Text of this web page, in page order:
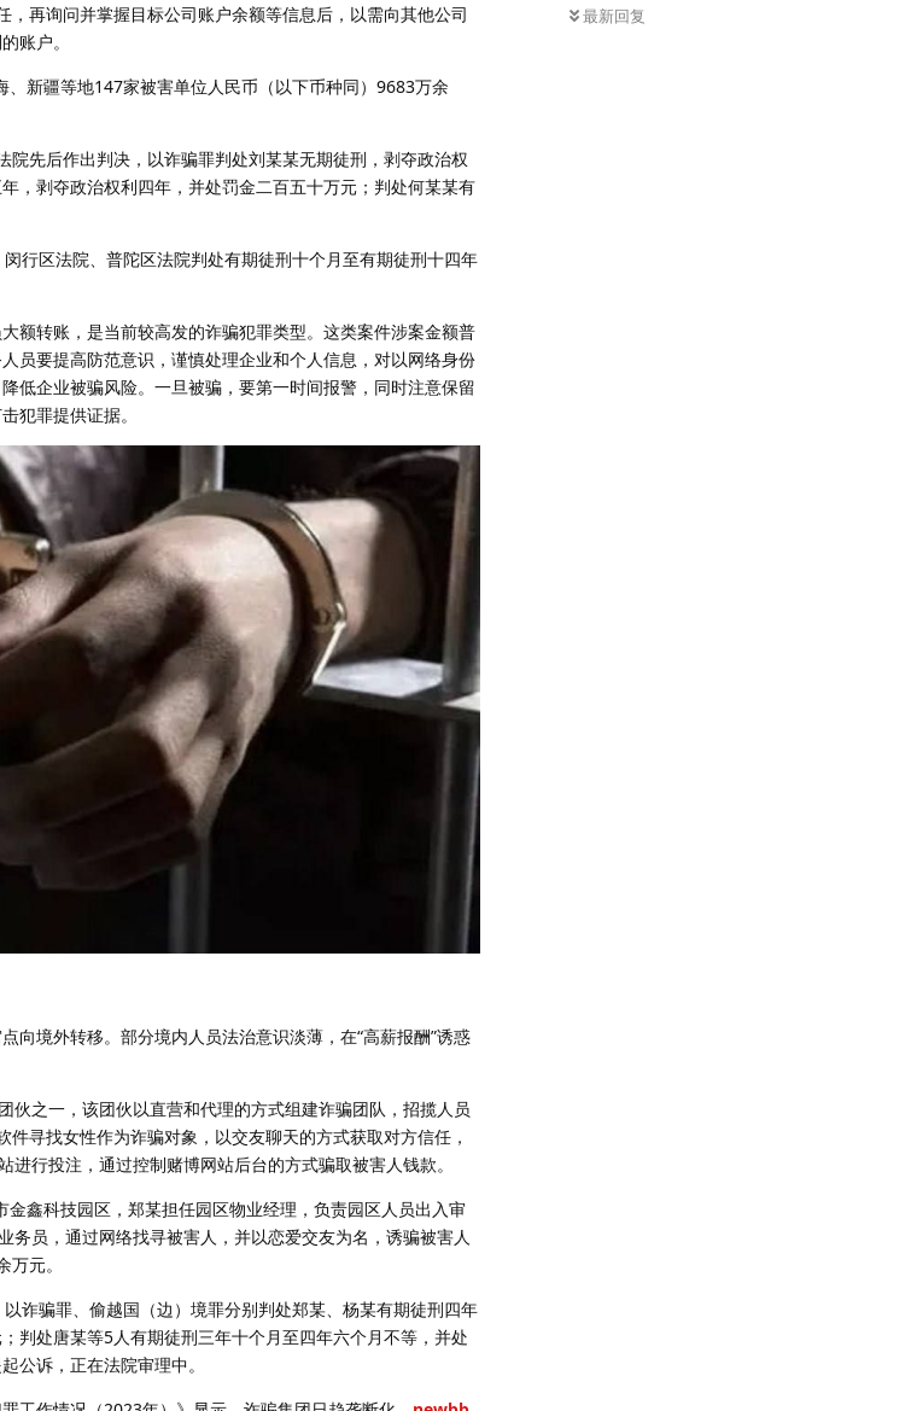
最新回复
再询问并掌握目标公司账户余额等信息后，以需向其他公司
账户。
新疆等地147家被害单位人民币（以下币种同）9683万余
先后作出判决，以诈骗罪判处刘某某无期徒刑，剥夺政治权
，剥夺政治权利四年，并处罚金二百五十万元；判处何某某有
行区法院、普陀区法院判处有期徒刑十个月至有期徒刑十四年
额转账，是当前较高发的诈骗犯罪类型。这类案件涉案金额普
员要提高防范意识，谨慎处理企业和个人信息，对以网络身份
低企业被骗风险。一旦被骗，要第一时间报警，同时注意保留
犯罪提供证据。
向境外转移。部分境内人员法治意识淡薄，在“高薪报酬”诱惑
伙之一，该团伙以直营和代理的方式组建诈骗团队，招揽人员
寻找女性作为诈骗对象，以交友聊天的方式获取对方信任，
行投注，通过控制赌博网站后台的方式骗取被害人钱款。
鑫科技园区，郑某担任园区物业经理，负责园区人员出入审
务员，通过网络找寻被害人，并以恋爱交友为名，诱骗被害人
元。
诈骗罪、偷越国（边）境罪分别判处郑某、杨某有期徒刑四年
判处唐某等5人有期徒刑三年十个月至四年六个月不等，并处
公诉，正在法院审理中。